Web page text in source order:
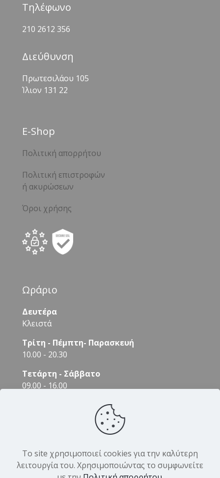
Τηλέφωνο
210 2612 356
Διεύθυνση
Πρωτεσιλάου 105
Ίλιον 131 22
Ε-Shop
Πολιτική απορρήτου
Πολιτική επιστροφών
ή ακυρώσεων
Όροι χρήσης
Ωράριο
Δευτέρα
Κλειστά
Τρίτη - Πέμπτη- Παρασκευή
10.00 - 20.30
Τετάρτη - Σάββατο
09.00 - 16.00
Το site χρησιμοποιεί cookies για την καλύτερη
λειτουργία του. Χρησιμοποιώντας το συμφωνείτε